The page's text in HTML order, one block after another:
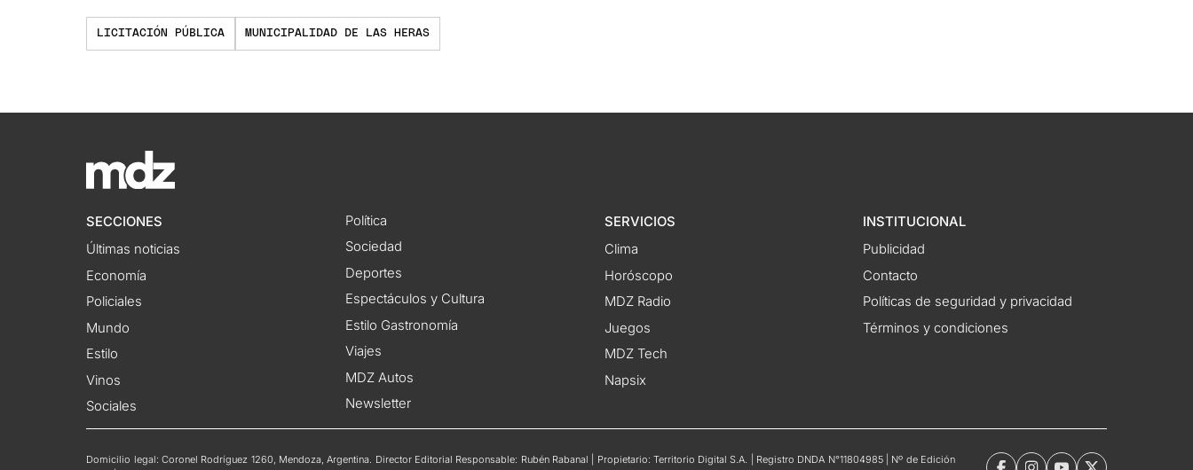
LICITACIÓN PÚBLICA MUNICIPALIDAD DE LAS HERAS
SECCIONES
Últimas noticias
Economía
Policiales
Mundo
Estilo
Vinos
Sociales
Política
Sociedad
Deportes
Espectáculos y Cultura
Estilo Gastronomía
Viajes
MDZ Autos
Newsletter
SERVICIOS
Clima
Horóscopo
MDZ Radio
Juegos
MDZ Tech
Napsix
INSTITUCIONAL
Publicidad
Contacto
Políticas de seguridad y privacidad
Términos y condiciones
Domicilio legal: Coronel Rodríguez 1260, Mendoza, Argentina. Director Editorial Responsable: Rubén Rabanal | Propietario: Territorio Digital S.A. | Registro DNDA N°11804985 | Nº de Edición